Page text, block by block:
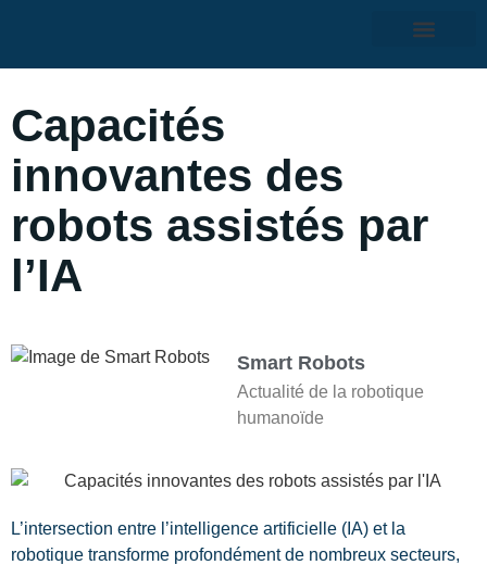
Capacités
innovantes des
robots assistés par
l’IA
Smart Robots
Actualité de la robotique
humanoïde
L’intersection entre l’intelligence artificielle (IA) et la
robotique transforme profondément de nombreux secteurs,